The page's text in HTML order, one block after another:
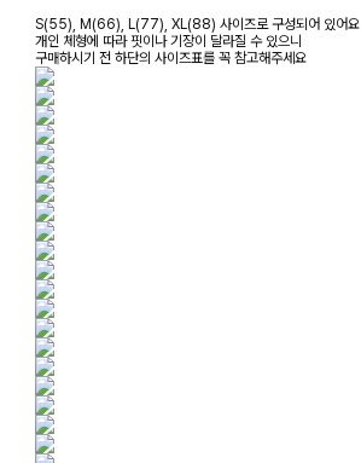
S(55), M(66), L(77), XL(88) 사이즈로 구성되어 있어요
개인 체형에 따라 핏이나 기장이 달라질 수 있으니
구매하시기 전 하단의 사이즈표를 꼭 참고해주세요